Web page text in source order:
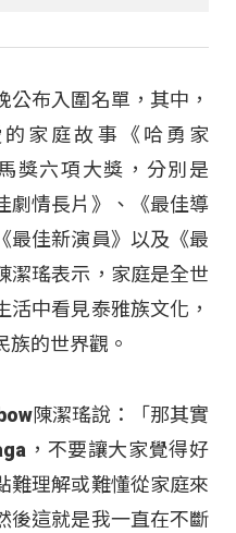
布入圍名單，其中，
家庭故事《哈勇家
獎六項大獎，分別是
劇情長片》、《最佳導
最佳新演員》以及《最
潔瑤表示，家庭是全世
活中看見泰雅族文化，
族的世界觀。
陳潔瑤說：「那其實
，不要讓大家覺得好
難理解或難懂從家庭來
後這就是我一直在不斷